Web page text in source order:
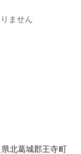
ません
北葛城郡王寺町